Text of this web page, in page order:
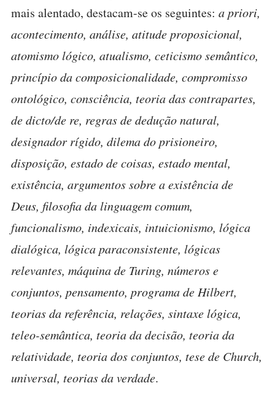
mais alentado, destacam-se os seguintes: a priori,
acontecimento, análise, atitude proposicional,
atomismo lógico, atualismo, ceticismo semântico,
princípio da composicionalidade, compromisso
ontológico, consciência, teoria das contrapartes,
de dicto/de re, regras de dedução natural,
designador rígido, dilema do prisioneiro,
disposição, estado de coisas, estado mental,
existência, argumentos sobre a existência de
Deus, filosofia da linguagem comum,
funcionalismo, indexicais, intuicionismo, lógica
dialógica, lógica paraconsistente, lógicas
relevantes, máquina de Turing, números e
conjuntos, pensamento, programa de Hilbert,
teorias da referência, relações, sintaxe lógica,
teleo-semântica, teoria da decisão, teoria da
relatividade, teoria dos conjuntos, tese de Church,
universal, teorias da verdade.